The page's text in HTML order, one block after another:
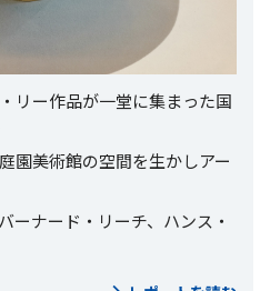
リー作品が一堂に集まった国
園美術館の空間を生かしアー
ーナード・リーチ、ハンス・